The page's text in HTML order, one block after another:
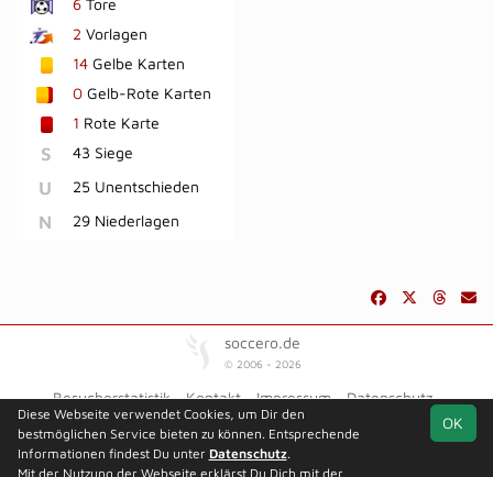
2 Vorlagen
14 Gelbe Karten
0 Gelb-Rote Karten
1 Rote Karte
S 43 Siege
U 25 Unentschieden
N 29 Niederlagen
soccero.de
© 2006 - 2026
Besucherstatistik Kontakt Impressum
Datenschutz
OK
Diese Webseite verwendet Cookies, um Dir den
bestmöglichen Service bieten zu können. Entsprechende
Informationen findest Du unter Datenschutz.
Mit der Nutzung der Webseite erklärst Du Dich mit der